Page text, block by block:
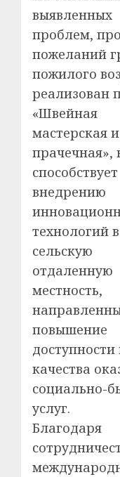
выявленных
проблем,
пожеланий
пожилого
реализован
«Швейная
мастерская
прачечная»,
способствует
внедрению
технологий в
сельскую
отдаленную
местность,
повышение
доступности
качества
социально-
услуг.
Благодаря